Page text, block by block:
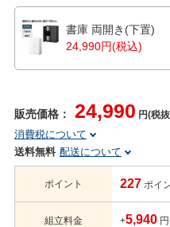
書庫 両開き(下置)
24,990円(税込)
販売価格： 24,990 円(税
消費税について
送料無料 配送について
ポイント 227 ポイ
組立料金 +5,940